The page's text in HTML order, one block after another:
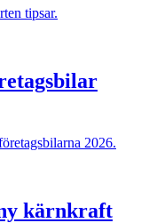
tipsar.
2026.
kärnkraft